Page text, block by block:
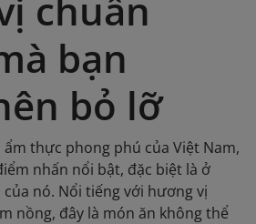
chuẩn
bạn
bỏ lỡ
thực phong phú của Việt Nam,
nhấn nổi bật, đặc biệt là ở
nó. Nổi tiếng với hương vị
nồng, đây là món ăn không thể